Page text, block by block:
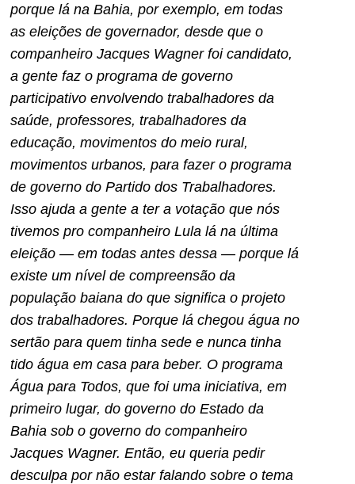
porque lá na Bahia, por exemplo, em todas
as eleições de governador, desde que o
companheiro Jacques Wagner foi candidato,
a gente faz o programa de governo
participativo envolvendo trabalhadores da
saúde, professores, trabalhadores da
educação, movimentos do meio rural,
movimentos urbanos, para fazer o programa
de governo do Partido dos Trabalhadores.
Isso ajuda a gente a ter a votação que nós
tivemos pro companheiro Lula lá na última
eleição — em todas antes dessa — porque lá
existe um nível de compreensão da
população baiana do que significa o projeto
dos trabalhadores. Porque lá chegou água no
sertão para quem tinha sede e nunca tinha
tido água em casa para beber. O programa
Água para Todos, que foi uma iniciativa, em
primeiro lugar, do governo do Estado da
Bahia sob o governo do companheiro
Jacques Wagner. Então, eu queria pedir
desculpa por não estar falando sobre o tema